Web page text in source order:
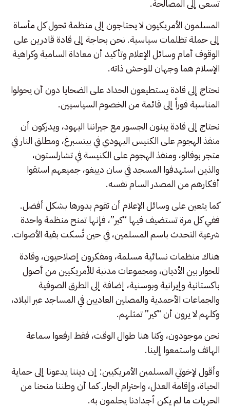
تسعى إلى المصالحة.
المسلمون الأمريكيون لا يحتاجون إلى منظمة تحول كل مأساة
إلى حملة تظلمات سياسية. نحن بحاجة إلى قادة قادرين على
الوقوف أمام وسائل الإعلام وتأكيد أن معاداة السامية وكراهية
الإسلام هما وجهان للوحش ذاته.
نحتاج إلى قادة يستطيعون الحداد على الضحايا دون أن يحولوا
المناسبة فوراً إلى قائمة من الخصوم السياسيين.
نحتاج إلى قادة يبنون الجسور مع جيراننا اليهود، ويدركون أن
منفذ الهجوم على الكنيس اليهودي في بيتسبرغ، ومطلق النار في
متجر بوفالو، ومنفذ الهجوم على الكنيسة في تشارلستون،
والذين استهدفوا المسجد في سان دييغو، جميعهم استقوا
أفكارهم من المصدر السام نفسه.
كما يتعين على وسائل الإعلام أن تقوم بدورها بشكل أفضل.
ففي كل مرة تستضيف فيها “كير”، فإنها تمنح منظمة واحدة
شرعية التحدث باسم المسلمين، في حين تُسكت بقية الأصوات.
هناك منظمات نسائية مسلمة، ومفكرون إصلاحيون، وقادة
للحوار بين الأديان، ومجموعات مدنية للأمريكيين من أصول
باكستانية وإيرانية وبوسنية، إضافة إلى الطرق الصوفية
والجماعات الأحمدية والمصلين العاديين في المساجد عبر البلاد،
وكلهم لا يرون أن “كير” تمثلهم.
نحن موجودون، وكنا هنا طوال الوقت، فقط ارفعوا سماعة
الهاتف واستمعوا إلينا.
وأقول لإخوتي المسلمين الأمريكيين: إن ديننا يدعونا إلى حماية
الحياة، وإقامة العدل، واحترام الجار. كما أن وطننا منحنا من
الحريات ما لم يكن أجدادنا يحلمون به.